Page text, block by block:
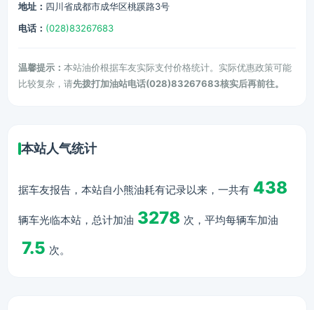
地址： 四川省成都市成华区桃蹊路3号
电话： (028)83267683
温馨提示： 本站油价根据车友实际支付价格统计。实际优惠政策可能
比较复杂，请先拨打加油站电话(028)83267683核实后再前往。
本站人气统计
据车友报告，本站自小熊油耗有记录以来，一共有 438
辆车光临本站，总计加油 3278 次，平均每辆车加油
7.5 次。